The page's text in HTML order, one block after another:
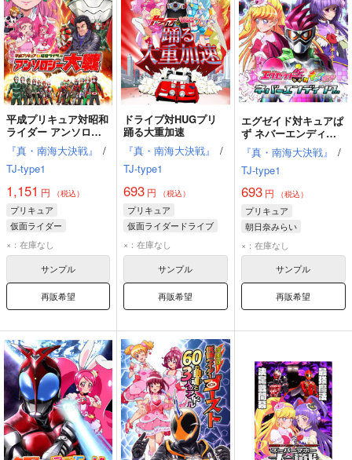
平成プリキュア対昭和
ライダー アンソロジ
ー大戦
『真・南海大決戦』
/
TJ-type1
1,151 円 （税込）
プリキュア
仮面ライダー
野乃はな
キュアエール
×：在庫なし
サンプル
再販希望
ドライブ対HUGプリ
踊る大重加速
『真・南海大決戦』
/
TJ-type1
693 円 （税込）
プリキュア
仮面ライダードライブ
野乃はな
×：在庫なし
サンプル
再販希望
エグゼイド対キュアぱ
ず ネバーエンディン
グ『真・南海大決戦』
/
TJ-type1
693円 （税込）
プリキュア
朝日奈みらい
十六夜リコ
仮面ライダーエグゼイド
×：在庫なし
サンプル
再販希望